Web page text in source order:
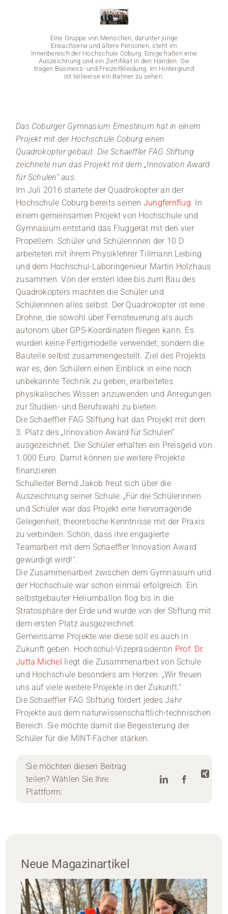
Stellenangebote
News
Eine Gruppe von Menschen, darunter junge
Erwachsene und ältere Personen, steht im
Innenbereich der Hochschule Coburg. Einige halten eine
Auszeichnung und ein Zertifikat in den Händen. Sie
tragen Business- und Freizeitkleidung. Im Hintergrund
ist teilweise ein Banner zu sehen.
Das Coburger Gymnasium Ernestinum hat in einem
Projekt mit der Hochschule Coburg einen
Quadrokopter gebaut. Die Schaeffler FAG Stiftung
zeichnete nun das Projekt mit dem „Innovation Award
für Schulen“ aus.
Im Juli 2016 startete der Quadrokopter an der
Hochschule Coburg bereits seinen Jungfernflug. In
einem gemeinsamen Projekt von Hochschule und
Gymnasium entstand das Fluggerät mit den vier
Propellern. Schüler und Schülerinnen der 10 D
arbeiteten mit ihrem Physiklehrer Tillmann Leibing
und dem Hochschul-Laboringenieur Martin Holzhaus
zusammen. Von der ersten Idee bis zum Bau des
Quadrokopters machten die Schüler und
Schülerinnen alles selbst. Der Quadrokopter ist eine
Drohne, die sowohl über Fernsteuerung als auch
autonom über GPS-Koordinaten fliegen kann. Es
wurden keine Fertigmodelle verwendet, sondern die
Bauteile selbst zusammengestellt. Ziel des Projekts
war es, den Schülern einen Einblick in eine noch
unbekannte Technik zu geben, erarbeitetes
physikalisches Wissen anzuwenden und Anregungen
zur Studien- und Berufswahl zu bieten.
Die Schaeffler FAG Stiftung hat das Projekt mit dem
3. Platz des „Innovation Award für Schulen“
ausgezeichnet. Die Schüler erhalten ein Preisgeld von
1.000 Euro. Damit können sie weitere Projekte
finanzieren.
Schulleiter Bernd Jakob freut sich über die
Auszeichnung seiner Schule: „Für die Schülerinnen
und Schüler war das Projekt eine hervorragende
Gelegenheit, theoretische Kenntnisse mit der Praxis
zu verbinden. Schön, dass ihre engagierte
Teamarbeit mit dem Schaeffler Innovation Award
gewürdigt wird!“.
Die Zusammenarbeit zwischen dem Gymnasium und
der Hochschule war schon einmal erfolgreich. Ein
selbstgebauter Heliumballon flog bis in die
Stratosphäre der Erde und wurde von der Stiftung mit
dem ersten Platz ausgezeichnet.
Gemeinsame Projekte wie diese soll es auch in
Zukunft geben. Hochschul-Vizepräsidentin Prof. Dr.
Jutta Michel
liegt die Zusammenarbeit von Schule
und Hochschule besonders am Herzen: „Wir freuen
uns auf viele weitere Projekte in der Zukunft.“
Die Schaeffler FAG Stiftung fördert jedes Jahr
Projekte aus dem naturwissenschaftlich-technischen
Bereich. Sie möchte damit die Begeisterung der
Schüler für die MINT-Fächer stärken.
Sie möchten diesen Beitrag
teilen? Wählen Sie Ihre
Plattform:
Neue Magazinartikel